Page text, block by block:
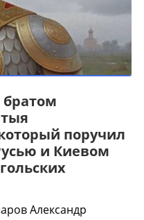
братом
поручил
и Киевом
Александр